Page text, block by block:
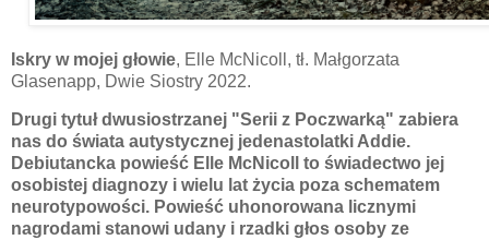
Iskry w mojej głowie, Elle McNicoll, tł. Małgorzata
Glasenapp, Dwie Siostry 2022.
Drugi tytuł dwusiostrzanej "Serii z Poczwarką" zabiera
nas do świata autystycznej jedenastolatki Addie.
Debiutancka powieść Elle McNicoll to świadectwo jej
osobistej diagnozy i wielu lat życia poza schematem
neurotypowości. Powieść uhonorowana licznymi
nagrodami stanowi udany i rzadki głos osoby ze